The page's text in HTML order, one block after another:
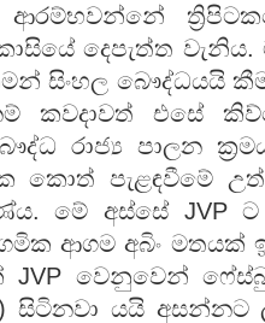
ආරම්භවන්නේ
දෙපැත්ත
සිංහල බෞද්ධයයි
කවදාවත් එසේ
රාජ්‍ය පාලන
කොත් පැළඳවීමේ
මේ අස්සේ JVP
ආගම අබිං මතයක්
JVP වෙනුවෙන්
යයි අසන්නට